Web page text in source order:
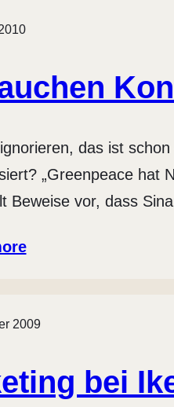
das ist
„Greenpeace hat
Beweise vor, dass
2009
bei